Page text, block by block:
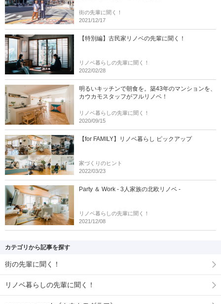
街の先輩に聞く！
2021/12/17
【特別編】古民家リノベの先輩に聞く！
リノベ暮らしの先輩に聞く！
2022/02/28
明るいキッチンで朝食を。築43年のマンションを、
カウカモスタッフがフルリノベ！
リノベ暮らしの先輩に聞く！
2020/09/15
【for FAMILY】リノベ暮らし ピックアップ
家づくりのヒント
2022/03/23
Party ＆ Work - 3人家族の北欧リノベ -
リノベ暮らしの先輩に聞く！
2021/12/08
カテゴリから記事を探す
街の先輩に聞く！
リノベ暮らしの先輩に聞く！